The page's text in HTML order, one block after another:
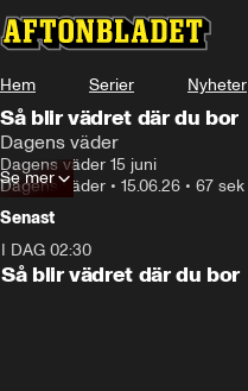
Hem Serier Nyheter
Så blir vädret där du bor
Dagens väder
Dagens väder 15 juni
Dagens väder • 15.06.26 • 67 sek
Se mer
Senast
I DAG 02:30
Så blir vädret där du bor